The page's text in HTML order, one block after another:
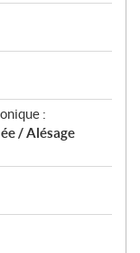
:
/ Alésage